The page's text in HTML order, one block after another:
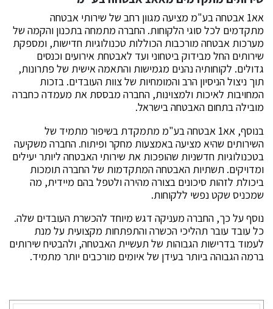
אא1 אבטחה בע"מ מציעה מגוון רחב של שירותי אבטחה
מתקדמים לכל סוגי הלקוחות. החברה מתמחה בתכנון והקמה של
מערכות אבטחה מורכבות הכוללות טכנולוגיות חדישות, ומספקת
שירותים החל מבידוק ביטחוני ועד לאבטחת אירועים וכנסים
גדולים. לקוחותיה נהנים מגמישות והתאמה אישית של פתרונות,
תוך ניצול הניסיון הרב והמומחיות של צוות העובדים. בזכות
המחויבות לאיכות ולמצוינות, החברה מבססת את מעמדה כחברה
מובילה בתחום האבטחה בישראל.
בנוסף, אא1 אבטחה בע"מ מתמקדת בשיפור מתמיד של
השירותים שהיא מציעה באמצעות מחקר ופיתוח. החברה משקיעה
בטכנולוגיות חדשניות שהופכות את שירותי האבטחה ליותר יעילים
ומדויקים. תשתיות האבטחה המתקדמות של החברה תומכות
ביכולת לזהות סיכונים בצורה מהירה ולטפל בהם מיידית, מה
שמכניס שקט נפשי ללקוחות.
נוסף על כך, החברה מעניקה דגש מיוחד להכשרת העובדים שלה.
כל עובד עובר תהליכי הכשרה והתפתחות מקצועית על מנת
לעמוד בדרישות הגבוהות של תעשיית האבטחה, ולהבטיח שירותים
ברמה הגבוהה ביותר בעידן של איומים מורכבים יותר מתמיד.